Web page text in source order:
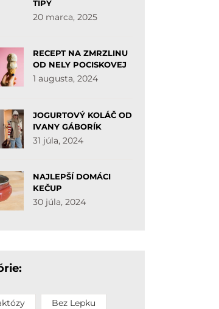
TIPY
20 marca, 2025
RECEPT NA ZMRZLINU
OD NELY POCISKOVEJ
1 augusta, 2024
JOGURTOVÝ KOLÁČ OD
IVANY GÁBORÍK
31 júla, 2024
NAJLEPŠÍ DOMÁCI
KEČUP
30 júla, 2024
Bez Lepku